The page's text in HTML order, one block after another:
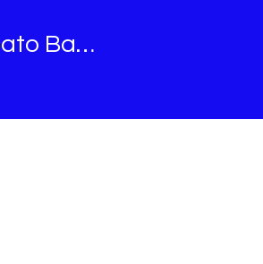
Josmar Lobato Barbosa Lobato Barbosa